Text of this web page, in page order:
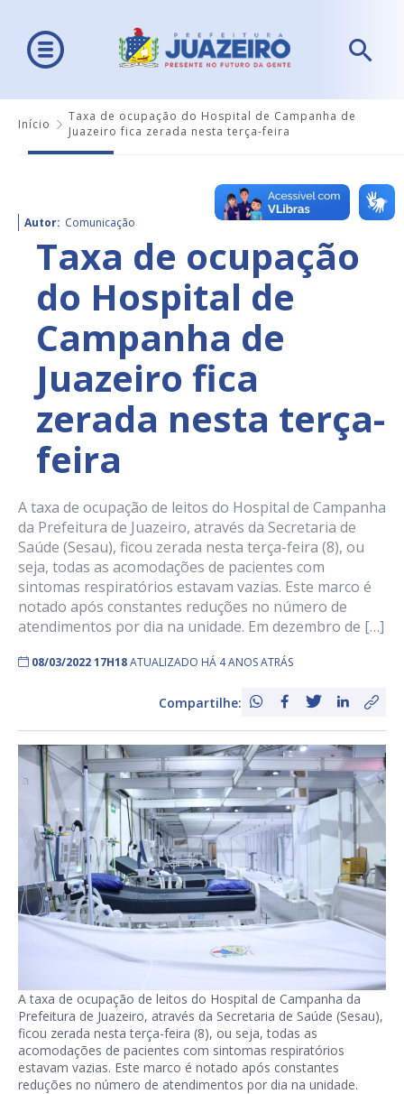
Início
Taxa de ocupação do Hospital de Campanha de
Juazeiro fica zerada nesta terça-feira
Autor: Comunicação
Taxa de ocupação
do Hospital de
Campanha de
Juazeiro fica
zerada nesta terça-
feira
A taxa de ocupação de leitos do Hospital de Campanha
da Prefeitura de Juazeiro, através da Secretaria de
Saúde (Sesau), ficou zerada nesta terça-feira (8), ou
seja, todas as acomodações de pacientes com
sintomas respiratórios estavam vazias. Este marco é
notado após constantes reduções no número de
atendimentos por dia na unidade. Em dezembro de […]
08/03/2022 17H18ATUALIZADO HÁ 4 ANOS ATRÁS
Compartilhe:
A taxa de ocupação de leitos do Hospital de Campanha da
Prefeitura de Juazeiro, através da Secretaria de Saúde (Sesau),
ficou zerada nesta terça-feira (8), ou seja, todas as
acomodações de pacientes com sintomas respiratórios
estavam vazias. Este marco é notado após constantes
reduções no número de atendimentos por dia na unidade.